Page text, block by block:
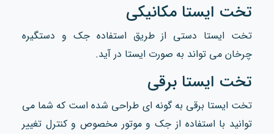
تخت ایستا مکانیکی
تخت ایستا دستی از طریق استفاده جک و دستگیره
چرخان می تواند به صورت ایستا در آید.
تخت ایستا برقی
تخت ایستا برقی به گونه ای طراحی شده است که شما می
توانید با استفاده از جک و موتور مخصوص و کنترل تغییر